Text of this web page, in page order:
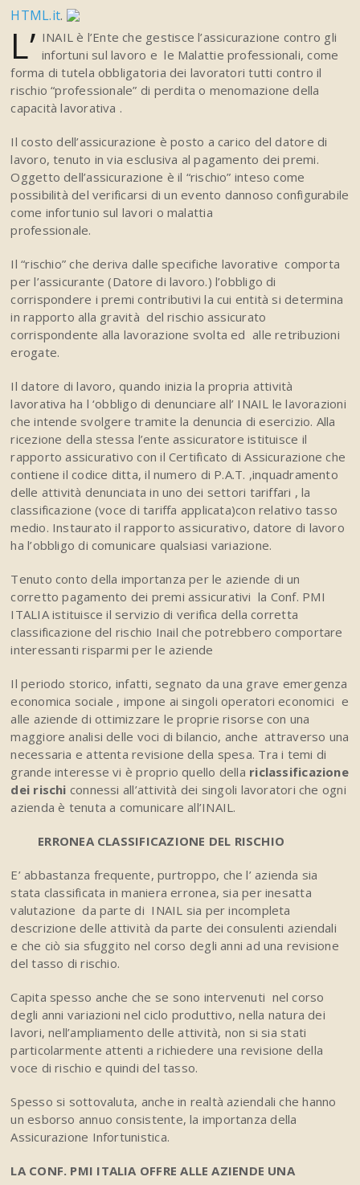
HTML.it.
L’ INAIL è l’Ente che gestisce l’assicurazione contro gli
infortuni sul lavoro e le Malattie professionali, come
forma di tutela obbligatoria dei lavoratori tutti contro il
rischio “professionale” di perdita o menomazione della
capacità lavorativa .
Il costo dell’assicurazione è posto a carico del datore di
lavoro, tenuto in via esclusiva al pagamento dei premi.
Oggetto dell’assicurazione è il “rischio” inteso come
possibilità del verificarsi di un evento dannoso configurabile
come infortunio sul lavori o malattia
professionale.
Il “rischio” che deriva dalle specifiche lavorative comporta
per l’assicurante (Datore di lavoro.) l’obbligo di
corrispondere i premi contributivi la cui entità si determina
in rapporto alla gravità del rischio assicurato
corrispondente alla lavorazione svolta ed alle retribuzioni
erogate.
Il datore di lavoro, quando inizia la propria attività
lavorativa ha l ‘obbligo di denunciare all’ INAIL le lavorazioni
che intende svolgere tramite la denuncia di esercizio. Alla
ricezione della stessa l’ente assicuratore istituisce il
rapporto assicurativo con il Certificato di Assicurazione che
contiene il codice ditta, il numero di P.A.T. ,inquadramento
delle attività denunciata in uno dei settori tariffari , la
classificazione (voce di tariffa applicata)con relativo tasso
medio. Instaurato il rapporto assicurativo, datore di lavoro
ha l’obbligo di comunicare qualsiasi variazione.
Tenuto conto della importanza per le aziende di un
corretto pagamento dei premi assicurativi la Conf. PMI
ITALIA istituisce il servizio di verifica della corretta
classificazione del rischio Inail che potrebbero comportare
interessanti risparmi per le aziende
Il periodo storico, infatti, segnato da una grave emergenza
economica sociale , impone ai singoli operatori economici e
alle aziende di ottimizzare le proprie risorse con una
maggiore analisi delle voci di bilancio, anche attraverso una
necessaria e attenta revisione della spesa. Tra i temi di
grande interesse vi è proprio quello della riclassificazione
dei rischi connessi all’attività dei singoli lavoratori che ogni
azienda è tenuta a comunicare all’INAIL.
ERRONEA CLASSIFICAZIONE DEL RISCHIO
E’ abbastanza frequente, purtroppo, che l’ azienda sia
stata classificata in maniera erronea, sia per inesatta
valutazione da parte di INAIL sia per incompleta
descrizione delle attività da parte dei consulenti aziendali
e che ciò sia sfuggito nel corso degli anni ad una revisione
del tasso di rischio.
Capita spesso anche che se sono intervenuti nel corso
degli anni variazioni nel ciclo produttivo, nella natura dei
lavori, nell’ampliamento delle attività, non si sia stati
particolarmente attenti a richiedere una revisione della
voce di rischio e quindi del tasso.
Spesso si sottovaluta, anche in realtà aziendali che hanno
un esborso annuo consistente, la importanza della
Assicurazione Infortunistica.
LA CONF. PMI ITALIA OFFRE ALLE AZIENDE UNA